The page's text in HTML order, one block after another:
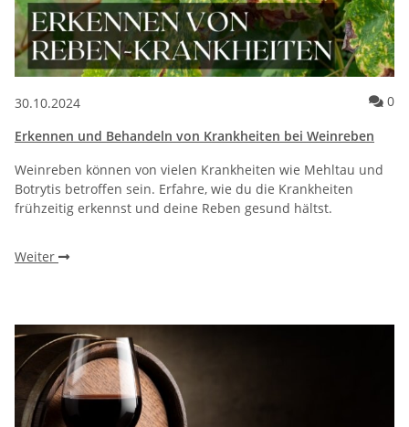
30.10.2024 0
Erkennen und Behandeln von Krankheiten bei Weinreben
Weinreben können von vielen Krankheiten wie Mehltau und
Botrytis betroffen sein. Erfahre, wie du die Krankheiten
frühzeitig erkennst und deine Reben gesund hältst.
Weiter